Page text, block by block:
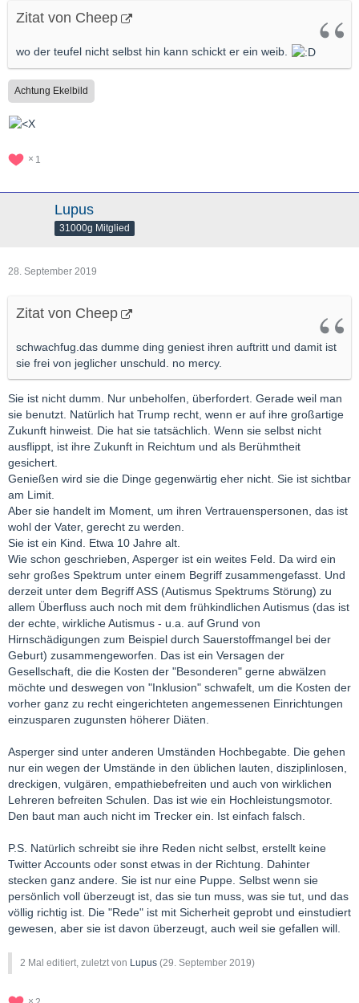
Zitat von Cheep
wo der teufel nicht selbst hin kann schickt er ein weib.
Achtung Ekelbild
1
Lupus
31000g Mitglied
28. September 2019
Zitat von Cheep
schwachfug.das dumme ding geniest ihren auftritt und damit ist
sie frei von jeglicher unschuld. no mercy.
Sie ist nicht dumm. Nur unbeholfen, überfordert. Gerade weil man
sie benutzt. Natürlich hat Trump recht, wenn er auf ihre großartige
Zukunft hinweist. Die hat sie tatsächlich. Wenn sie selbst nicht
ausflippt, ist ihre Zukunft in Reichtum und als Berühmtheit
gesichert.
Genießen wird sie die Dinge gegenwärtig eher nicht. Sie ist sichtbar
am Limit.
Aber sie handelt im Moment, um ihren Vertrauenspersonen, das ist
wohl der Vater, gerecht zu werden.
Sie ist ein Kind. Etwa 10 Jahre alt.
Wie schon geschrieben, Asperger ist ein weites Feld. Da wird ein
sehr großes Spektrum unter einem Begriff zusammengefasst. Und
derzeit unter dem Begriff ASS (Autismus Spektrums Störung) zu
allem Überfluss auch noch mit dem frühkindlichen Autismus (das ist
der echte, wirkliche Autismus - u.a. auf Grund von
Hirnschädigungen zum Beispiel durch Sauerstoffmangel bei der
Geburt) zusammengeworfen. Das ist ein Versagen der
Gesellschaft, die die Kosten der "Besonderen" gerne abwälzen
möchte und deswegen von "Inklusion" schwafelt, um die Kosten der
vorher ganz zu recht eingerichteten angemessenen Einrichtungen
einzusparen zugunsten höherer Diäten.
Asperger sind unter anderen Umständen Hochbegabte. Die gehen
nur ein wegen der Umstände in den üblichen lauten, disziplinlosen,
dreckigen, vulgären, empathiebefreiten und auch von wirklichen
Lehreren befreiten Schulen. Das ist wie ein Hochleistungsmotor.
Den baut man auch nicht im Trecker ein. Ist einfach falsch.
P.S. Natürlich schreibt sie ihre Reden nicht selbst, erstellt keine
Twitter Accounts oder sonst etwas in der Richtung. Dahinter
stecken ganz andere. Sie ist nur eine Puppe. Selbst wenn sie
persönlich voll überzeugt ist, das sie tun muss, was sie tut, und das
völlig richtig ist. Die "Rede" ist mit Sicherheit geprobt und einstudiert
gewesen, aber sie ist davon überzeugt, auch weil sie gefallen will.
2 Mal editiert, zuletzt von Lupus (29. September 2019)